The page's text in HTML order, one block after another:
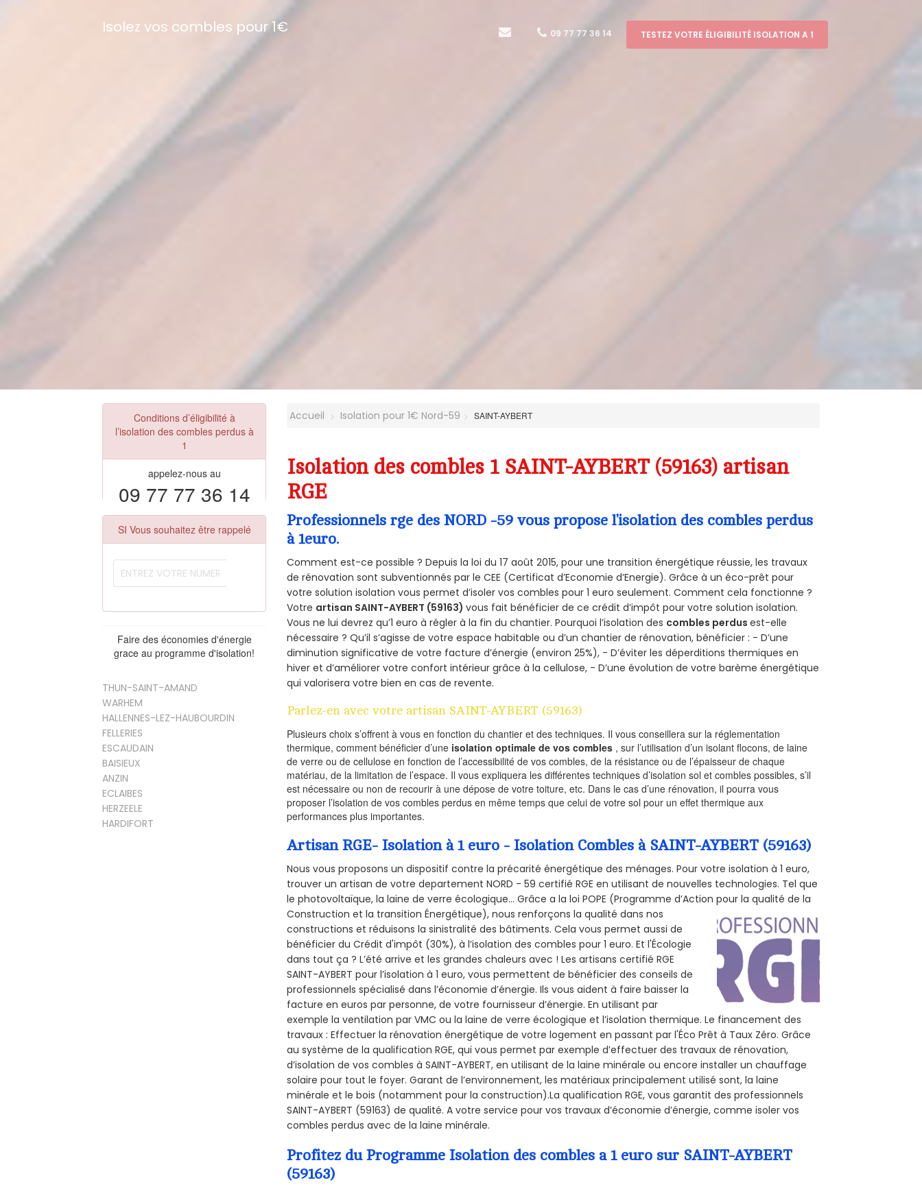
Isolez vos combles pour 1€ 09 77 77 36 14 TESTEZ VOTRE ÉLIGIBILITÉ ISOLATION A 1
Conditions d’éligibilité à
l’isolation des combles perdus à
1
appelez-nous au
09 77 77 36 14
SI Vous souhaitez être rappelé
Faire des économies d'énergie
grace au programme d'isolation!
THUN-SAINT-AMAND
WARHEM
HALLENNES-LEZ-HAUBOURDIN
FELLERIES
ESCAUDAIN
BAISIEUX
ANZIN
ECLAIBES
HERZEELE
HARDIFORT
Accueil Isolation pour 1€ Nord-59 SAINT-AYBERT
Isolation des combles 1 SAINT-AYBERT (59163) artisan
RGE
Professionnels rge des NORD -59 vous propose l’isolation des combles perdus
à 1euro.
Comment est-ce possible ? Depuis la loi du 17 août 2015, pour une transition énergétique réussie, les travaux
de rénovation sont subventionnés par le CEE (Certificat d’Economie d’Energie). Grâce à un éco-prêt pour
votre solution isolation vous permet d’isoler vos combles pour 1 euro seulement. Comment cela fonctionne ?
Votre artisan SAINT-AYBERT (59163)vous fait bénéficier de ce crédit d’impôt pour votre solution isolation.
Vous ne lui devrez qu’1 euro à régler à la fin du chantier. Pourquoi l’isolation des combles perdusest-elle
nécessaire ? Qu’il s’agisse de votre espace habitable ou d’un chantier de rénovation, bénéficier : - D’une
diminution significative de votre facture d’énergie (environ 25%), - D’éviter les déperditions thermiques en
hiver et d’améliorer votre confort intérieur grâce à la cellulose, - D’une évolution de votre barème énergétique
qui valorisera votre bien en cas de revente.
Parlez-en avec votre artisan SAINT-AYBERT (59163)
Plusieurs choix s’offrent à vous en fonction du chantier et des techniques. Il vous conseillera sur la réglementation
thermique, comment bénéficier d’une isolation optimale de vos combles , sur l’utilisation d’un isolant flocons, de laine
de verre ou de cellulose en fonction de l’accessibilité de vos combles, de la résistance ou de l’épaisseur de chaque
matériau, de la limitation de l’espace. Il vous expliquera les différentes techniques d’isolation sol et combles possibles, s’il
est nécessaire ou non de recourir à une dépose de votre toiture, etc. Dans le cas d’une rénovation, il pourra vous
proposer l’isolation de vos combles perdus en même temps que celui de votre sol pour un effet thermique aux
performances plus importantes.
Artisan RGE- Isolation à 1 euro - Isolation Combles à SAINT-AYBERT (59163)
Nous vous proposons un dispositif contre la précarité énergétique des ménages. Pour votre isolation à 1 euro,
trouver un artisan de votre departement NORD - 59 certifié RGE en utilisant de nouvelles technologies. Tel que
le photovoltaïque, la laine de verre écologique... Grâce a la loi POPE (Programme d’Action pour la qualité de la
Construction et la transition Énergétique), nous renforçons la qualité dans nos
constructions et réduisons la sinistralité des bâtiments. Cela vous permet aussi de
bénéficier du Crédit d'impôt (30%), à l’isolation des combles pour 1 euro. Et l'Écologie
dans tout ça ? L’été arrive et les grandes chaleurs avec ! Les artisans certifié RGE
SAINT-AYBERT pour l’isolation à 1 euro, vous permettent de bénéficier des conseils de
professionnels spécialisé dans l’économie d’énergie. Ils vous aident à faire baisser la
facture en euros par personne, de votre fournisseur d’énergie. En utilisant par
exemple la ventilation par VMC ou la laine de verre écologique et l’isolation thermique. Le financement des
travaux : Effectuer la rénovation énergétique de votre logement en passant par l'Éco Prêt à Taux Zéro. Grâce
au système de la qualification RGE, qui vous permet par exemple d’effectuer des travaux de rénovation,
d’isolation de vos combles à SAINT-AYBERT, en utilisant de la laine minérale ou encore installer un chauffage
solaire pour tout le foyer. Garant de l’environnement, les matériaux principalement utilisé sont, la laine
minérale et le bois (notamment pour la construction).La qualification RGE, vous garantit des professionnels
SAINT-AYBERT (59163) de qualité. A votre service pour vos travaux d’économie d’énergie, comme isoler vos
combles perdus avec de la laine minérale.
Profitez du Programme Isolation des combles a 1 euro sur SAINT-AYBERT
(59163)